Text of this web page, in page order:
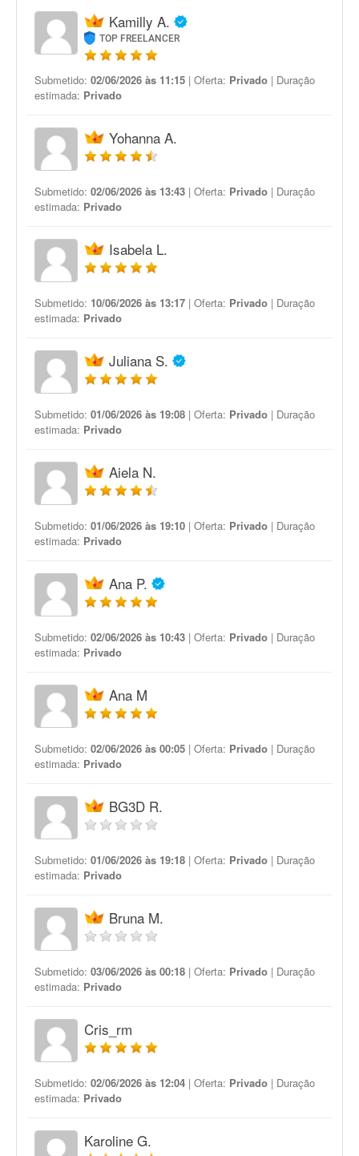
Kamilly A.
TOP FREELANCER
Submetido: 02/06/2026 às 11:15 | Oferta: Privado | Duração
estimada: Privado
Yohanna A.
Submetido: 02/06/2026 às 13:43 | Oferta: Privado | Duração
estimada: Privado
Isabela L.
Submetido: 10/06/2026 às 13:17 | Oferta: Privado | Duração
estimada: Privado
Juliana S.
Submetido: 01/06/2026 às 19:08 | Oferta: Privado | Duração
estimada: Privado
Aiela N.
Submetido: 01/06/2026 às 19:10 | Oferta: Privado | Duração
estimada: Privado
Ana P.
Submetido: 02/06/2026 às 10:43 | Oferta: Privado | Duração
estimada: Privado
Ana M
Submetido: 02/06/2026 às 00:05 | Oferta: Privado | Duração
estimada: Privado
BG3D R.
Submetido: 01/06/2026 às 19:18 | Oferta: Privado | Duração
estimada: Privado
Bruna M.
Submetido: 03/06/2026 às 00:18 | Oferta: Privado | Duração
estimada: Privado
Cris_rm
Submetido: 02/06/2026 às 12:04 | Oferta: Privado | Duração
estimada: Privado
Karoline G.